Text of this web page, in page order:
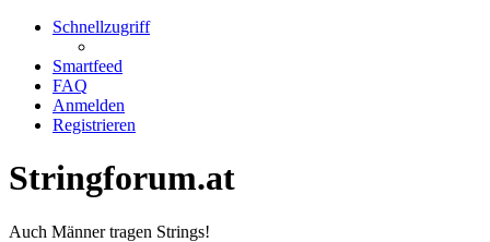
Schnellzugriff
Smartfeed
FAQ
Anmelden
Registrieren
Stringforum.at
Auch Männer tragen Strings!